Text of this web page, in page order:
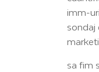
imm-
sondaj
sa fim